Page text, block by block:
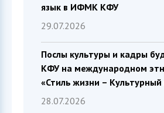
язык в ИФМК КФУ
29.07.2026
Послы культуры и кадры
КФУ на международном
«Стиль жизни – Культурный
28.07.2026